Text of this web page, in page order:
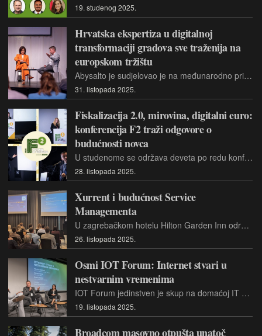
19. studenog 2025.
Hrvatska ekspertiza u digitalnoj
transformaciji gradova sve traženija na
europskom tržištu
Abysalto je sudjelovao je na međunarodno priznatoj konferenciji Future Tense u Kopenhagenu gdje je predstavio svoja rješenja i povezala se s danskim kompanijama i predstavnicima grada Kopenhagena
31. listopada 2025.
Fiskalizacija 2.0, mirovina, digitalni euro:
konferencija F2 traži odgovore o
budućnosti novca
U studenome se održava deveta po redu konferencija F2 – Future of Fintech koja će kroz niz predavanja vodećih stručnjaka istražiti ključne trendove u svijetu kriptovaluta, bankarstva i regulative
28. listopada 2025.
Xurrent i budućnost Service
Managementa
U zagrebačkom hotelu Hilton Garden Inn održana je Imaves konferencija 2025. pod nazivom Otkrijte budućnost Service Managementa uz Xurrent, koja je okupila više od 60 sudionika iz različitih industrija
26. listopada 2025.
Osmi IOT Forum: Internet stvari u
nestvarnim vremenima
IOT Forum jedinstven je skup na domaćoj IT sceni, psovećen Internetu stvari u svim pojavnim oblicima....
19. listopada 2025.
Broadcom masovno otpušta unatoč